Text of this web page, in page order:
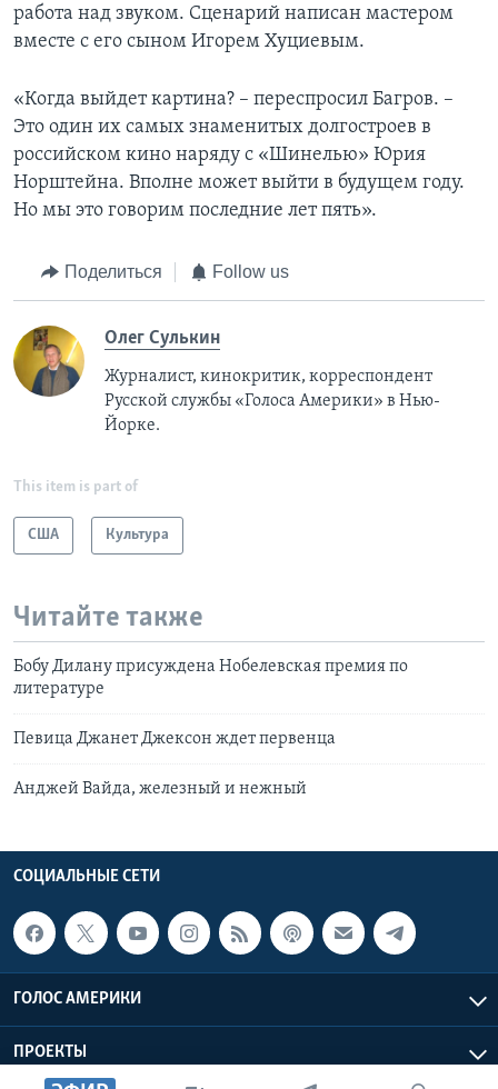
работа над звуком. Сценарий написан мастером
вместе с его сыном Игорем Хуциевым.
«Когда выйдет картина? – переспросил Багров. –
Это один их самых знаменитых долгостроев в
российском кино наряду с «Шинелью» Юрия
Норштейна. Вполне может выйти в будущем году.
Но мы это говорим последние лет пять».
Поделиться Follow us
Олег Сулькин
Журналист, кинокритик, корреспондент
Русской службы «Голоса Америки» в Нью-
Йорке.
This item is part of
США Культура
Читайте также
Бобу Дилану присуждена Нобелевская премия по
литературе
Певица Джанет Джексон ждет первенца
Анджей Вайда, железный и нежный
СОЦИАЛЬНЫЕ СЕТИ
ГОЛОС АМЕРИКИ
ПРОЕКТЫ